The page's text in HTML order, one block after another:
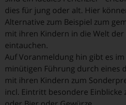
dies für jung oder alt. Hier
Alternative zum Beispiel zum
mit ihren Kindern in die Welt
eintauchen.
Auf Voranmeldung hin gibt es
minütigen Führung durch eines
mit ihren Kindern zum
incl. Eintritt besondere Einblicke